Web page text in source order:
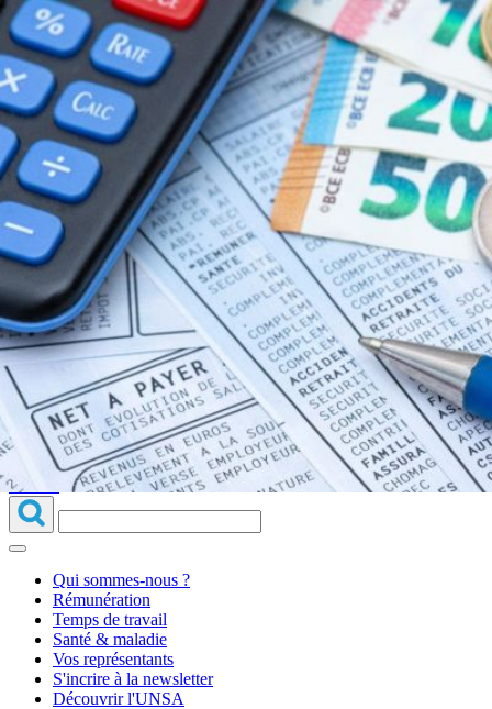
Qui sommes-
nous ?
S'inscrire à la
newsletter
Découvrir
l'UNSA
Rémunération
|
Temps de travail
|
Santé & maladie
|
Vos représentants
Nous rejoindre
Objectifs et Action
Médias
Qui sommes-nous ?
Rémunération
Temps de travail
Santé & maladie
Vos représentants
S'incrire à la newsletter
Découvrir l'UNSA